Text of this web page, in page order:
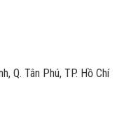
Q. Tân Phú, TP. Hồ Chí